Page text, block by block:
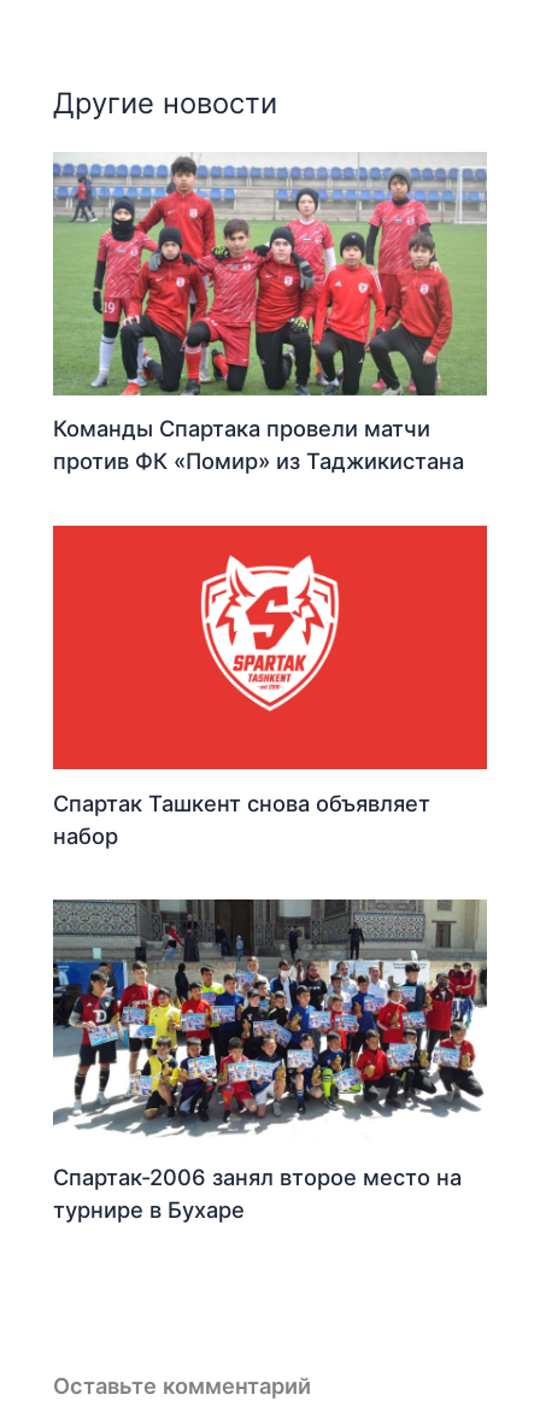
Другие новости
Команды Спартака провели матчи
против ФК «Помир» из Таджикистана
Спартак Ташкент снова объявляет
набор
Спартак-2006 занял второе место на
турнире в Бухаре
Оставьте комментарий